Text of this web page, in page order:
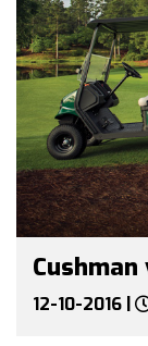
12-10-2016 |